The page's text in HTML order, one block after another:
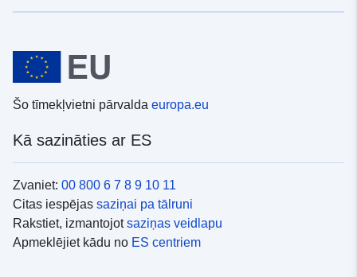
Šo tīmekļvietni pārvalda europa.eu
Kā sazināties ar ES
Zvaniet: 00 800 6 7 8 9 10 11
Citas iespējas saziņai pa tālruni
Rakstiet, izmantojotsaziņas veidlapu
Apmeklējiet kādu no ES centriem